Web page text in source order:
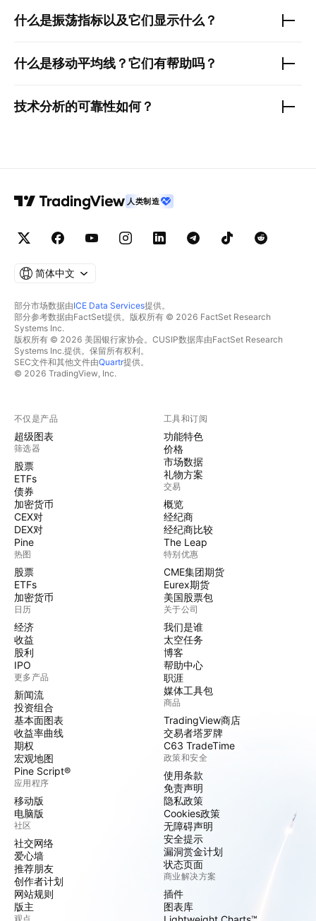
什么是振荡指标以及它们显示什么？
什么是移动平均线？它们有帮助吗？
技术分析的可靠性如何？
人类制造
简体中文
部分市场数据由ICE Data Services提供。
部分参考数据由FactSet提供。版权所有 © 2026 FactSet Research
Systems Inc.
版权所有 © 2026 美国银行家协会。CUSIP数据库由FactSet Research
Systems Inc.提供。保留所有权利。
SEC文件和其他文件由Quartr提供。
© 2026 TradingView, Inc.
不仅是产品
超级图表
筛选器
股票
ETFs
债券
加密货币
CEX对
DEX对
Pine
热图
股票
ETFs
加密货币
日历
经济
收益
股利
IPO
更多产品
新闻流
投资组合
基本面图表
收益率曲线
期权
宏观地图
Pine Script®
应用程序
移动版
电脑版
社区
社交网络
爱心墙
推荐朋友
创作者计划
网站规则
版主
观点
工具和订阅
功能特色
价格
市场数据
礼物方案
交易
概览
经纪商
经纪商比较
The Leap
特别优惠
CME集团期货
Eurex期货
美国股票包
关于公司
我们是谁
太空任务
博客
帮助中心
职涯
媒体工具包
商品
TradingView商店
交易者塔罗牌
C63 TradeTime
政策和安全
使用条款
免责声明
隐私政策
Cookies政策
无障碍声明
安全提示
漏洞赏金计划
状态页面
商业解决方案
插件
图表库